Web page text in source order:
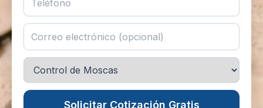
Solicitar Cotización Gratis